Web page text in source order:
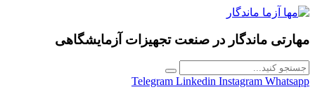
مهارتی ماندگار در صنعت تجهیزات آزمایشگاهی
Telegram Linkedin Instagram Whatsapp